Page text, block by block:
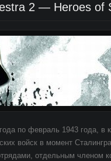
2 — Heroes of
по февраль 1943 года, в
войск в момент
отдельным членом